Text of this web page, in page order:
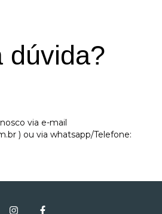
dúvida?
via e-mail
) ou via whatsapp/Telefone: